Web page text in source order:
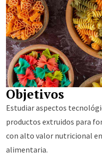
con herramientas
nutricional de estos
características tecnológicas
Objetivos
Estudiar aspectos
productos extruidos para
con alto valor nutricional
alimentaria.